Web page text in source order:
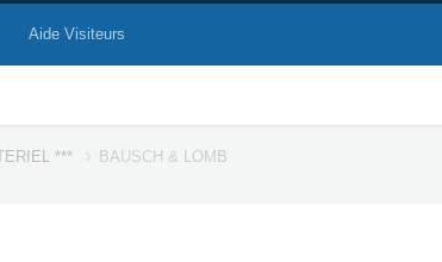
Aide Visiteurs
*** BAUSCH & LOMB